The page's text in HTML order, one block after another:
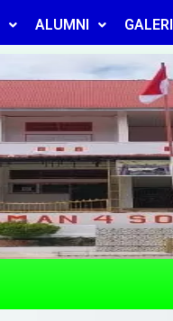
ALUMNI GALERI